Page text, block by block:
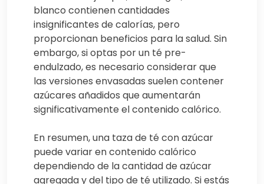
blanco contienen cantidades
insignificantes de calorías, pero
proporcionan beneficios para la salud. Sin
embargo, si optas por un té pre-
endulzado, es necesario considerar que
las versiones envasadas suelen contener
azúcares añadidos que aumentarán
significativamente el contenido calórico.
En resumen, una taza de té con azúcar
puede variar en contenido calórico
dependiendo de la cantidad de azúcar
agregada y del tipo de té utilizado. Si estás